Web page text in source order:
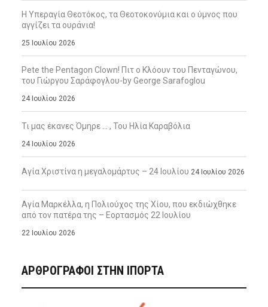
Η Υπεραγία Θεοτόκος, τα Θεοτοκονύμια και ο ύμνος που
αγγίζει τα ουράνια!
25 Ιουλίου 2026
Pete the Pentagon Clown! Πιτ ο Κλόουν του Πενταγώνου,
του Γιώργου Σαράφογλου-by George Sarafoglou
24 Ιουλίου 2026
Τι μας έκανες Όμηρε … , Του Ηλία Καραβόλια
24 Ιουλίου 2026
Αγία Χριστίνα η μεγαλομάρτυς – 24 Ιουλίου 24 Ιουλίου 2026
Αγία Μαρκέλλα, η Πολιούχος της Χίου, που εκδιώχθηκε
από τον πατέρα της – Εορτασμός 22 Ιουλίου
22 Ιουλίου 2026
ΑΡΘΡΟΓΡΑΦΟΙ ΣΤΗΝ IΠΟΡΤΑ